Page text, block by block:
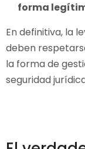
forma
En definitiva, la
deben
la forma de
seguridad